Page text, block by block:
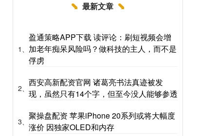
最新文章
1、
盈通策略APP下载 读评论：刷短视频会增
加老年痴呆风险吗？做科技的主人，而不是
俘虏
2、
西安高新配资官网 诸葛亮书法真迹被发
现，虽然只有14个字，但至今没人能够参透
3、
聚操盘配资 苹果iPhone 20系列或将大幅度
涨价 因独家OLED和内存